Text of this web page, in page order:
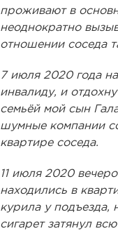
проживают в
неоднократно
отношении соседа
7 июля 2020 года
инвалиду, и
семьёй мой сын
шумные компании
квартире соседа.
11 июля 2020
находились в
курила у подъезда,
сигарет затянул